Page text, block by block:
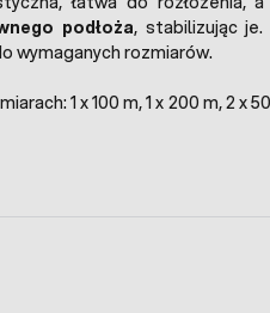
podłoża, stabilizując je.
wymaganych rozmiarów.
1 x 100 m, 1 x 200 m, 2 x